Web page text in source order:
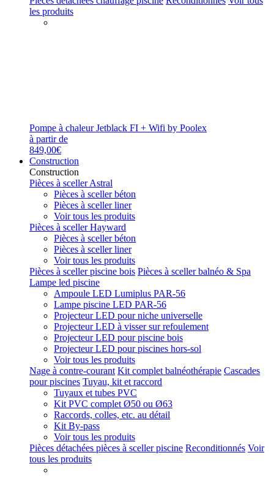
les produits
Pompe à chaleur Jetblack FI + Wifi by Poolex
à partir de
849,00€
Construction
Construction
Pièces à sceller Astral
Pièces à sceller béton
Pièces à sceller liner
Voir tous les produits
Pièces à sceller Hayward
Pièces à sceller béton
Pièces à sceller liner
Voir tous les produits
Pièces à sceller piscine bois Pièces à sceller balnéo & Spa
Lampe led piscine
Ampoule LED Lumiplus PAR-56
Lampe piscine LED PAR-56
Projecteur LED pour niche universelle
Projecteur LED à visser sur refoulement
Projecteur LED pour piscine bois
Projecteur LED pour piscines hors-sol
Voir tous les produits
Nage à contre-courant Kit complet balnéothérapie Cascades
pour piscines Tuyau, kit et raccord
Tuyaux et tubes PVC
Kit PVC complet Ø50 ou Ø63
Raccords, colles, etc. au détail
Kit By-pass
Voir tous les produits
Pièces détachées pièces à sceller piscine Reconditionnés Voir
tous les produits